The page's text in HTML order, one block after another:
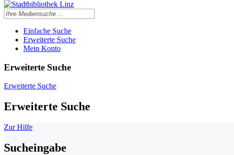
Einfache Suche
Erweiterte Suche
Mein Konto
Erweiterte Suche
Erweiterte Suche
Erweiterte Suche
Zur Hilfe
Sucheingabe